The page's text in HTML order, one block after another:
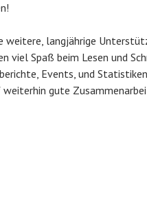
weitere, langjährige
viel Spaß beim Lesen und
Events, und
gute